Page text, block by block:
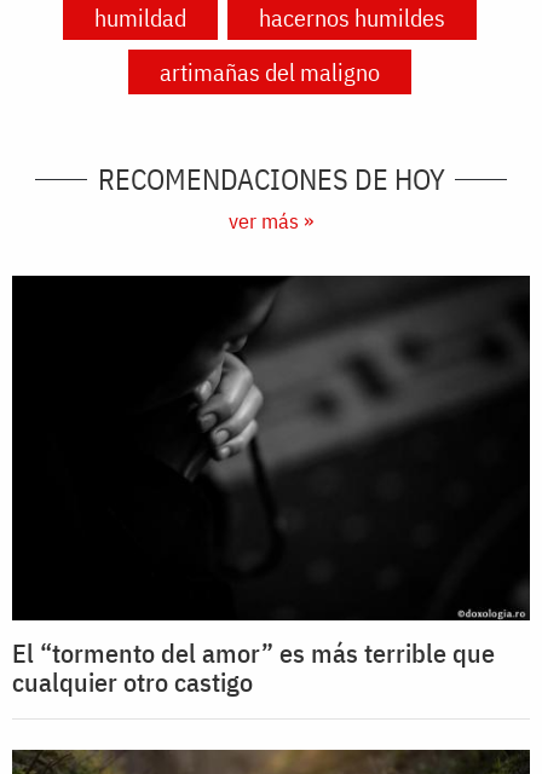
humildad
hacernos humildes
artimañas del maligno
RECOMENDACIONES DE HOY
ver más »
El “tormento del amor” es más terrible que
cualquier otro castigo